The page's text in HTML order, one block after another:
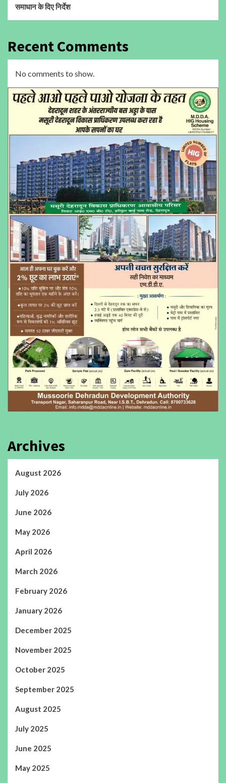
समाधान के दिए निर्देश
Recent Comments
No comments to show.
Archives
August 2026
July 2026
June 2026
May 2026
April 2026
March 2026
February 2026
January 2026
December 2025
November 2025
October 2025
September 2025
August 2025
July 2025
June 2025
May 2025